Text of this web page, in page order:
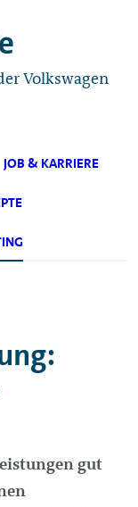
Volkswagen
JOB & KARRIERE
gut